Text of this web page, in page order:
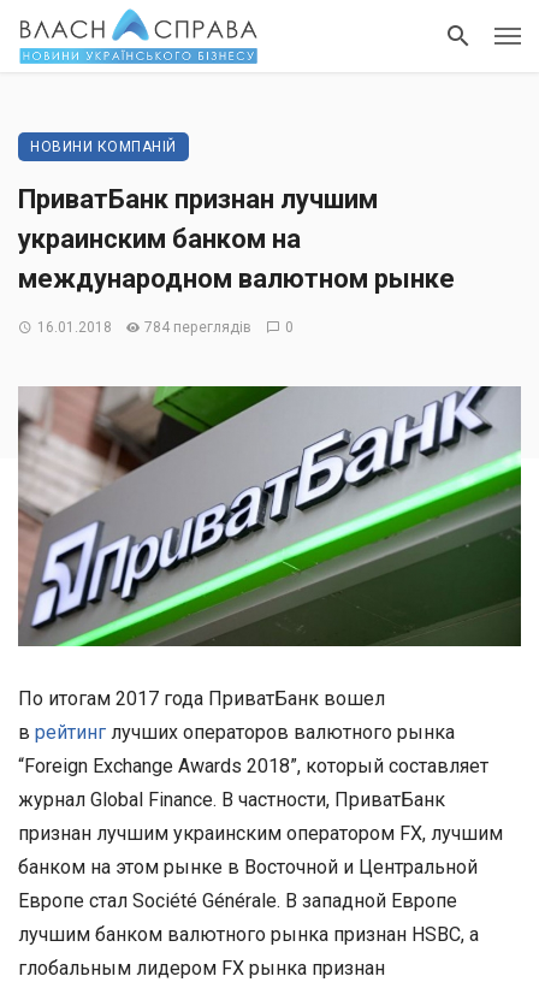
НОВИНИ КОМПАНІЙ
ПриватБанк признан лучшим
украинским банком на
международном валютном рынке
16.01.2018 784 переглядів 0
По итогам 2017 года ПриватБанк вошел
в рейтинг лучших операторов валютного рынка
“Foreign Exchange Awards 2018”, который составляет
журнал Global Finance. В частности, ПриватБанк
признан лучшим украинским оператором FX, лучшим
банком на этом рынке в Восточной и Центральной
Европе стал Société Générale. В западной Европе
лучшим банком валютного рынка признан HSBC, а
глобальным лидером FX рынка признан